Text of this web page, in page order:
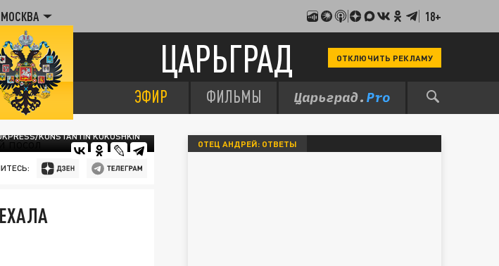
МОСКВА 18+
ЦАРЬГРАД ОТКЛЮЧИТЬ РЕКЛАМУ
ЭФИР ФИЛЬМЫ
KONSTANTIN KOKOSHKIN
ОТЕЦ АНДРЕЙ: ОТВЕТЫ